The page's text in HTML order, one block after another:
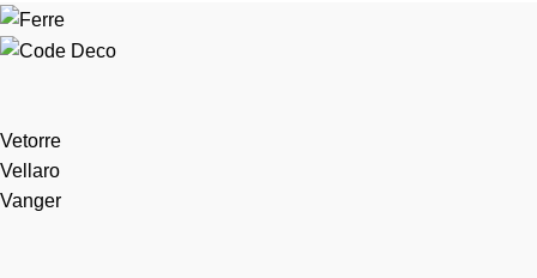
Vetorre
Vellaro
Vanger